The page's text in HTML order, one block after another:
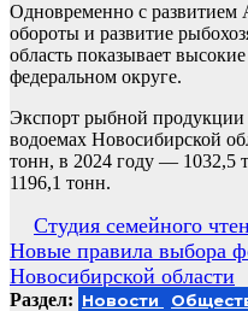
Одновременно с развитием
обороты и развитие
область показывает
федеральном округе.
Экспорт рыбной
водоемах Новосибирской
тонн, в 2024 году — 1032,5
1196,1 тонн.
Навигация
по
записям
Студия семейного
Новые правила выбора
Новосибирской области
Раздел: Новости